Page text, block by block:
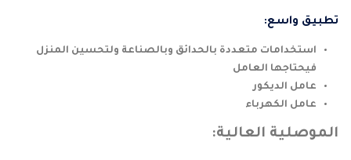
تطبيق واسع:
استخدامات متعددة بالحدائق وبالصناعة ولتحسين المنزل
فيحتاجها العامل
عامل الديكور
عامل الكهرباء
الموصلية العالية: